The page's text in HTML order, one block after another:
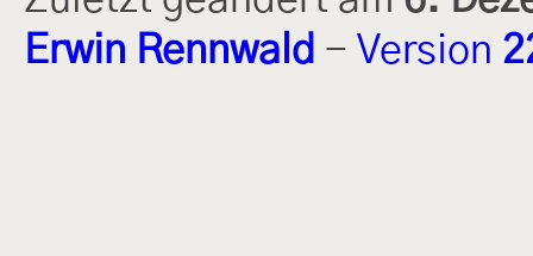
Erwin Rennwald - Version